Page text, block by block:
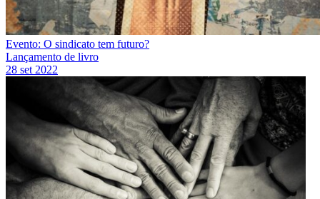
Evento: O sindicato tem futuro?
Lançamento de livro
28 set 2022